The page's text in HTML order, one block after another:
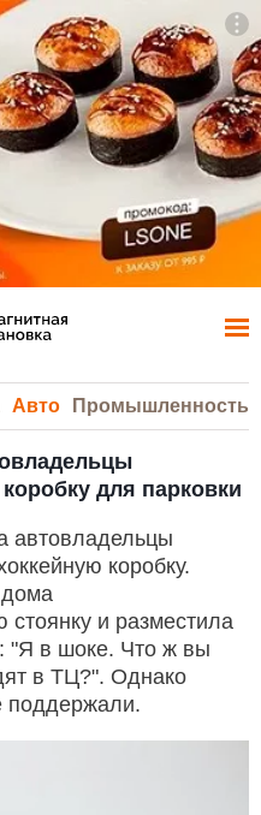
Авто Промышленность
для парковки
автовладельцы
коробку.
и разместила
"Я в шоке. Что ж вы
в ТЦ?". Однако
поддержали.